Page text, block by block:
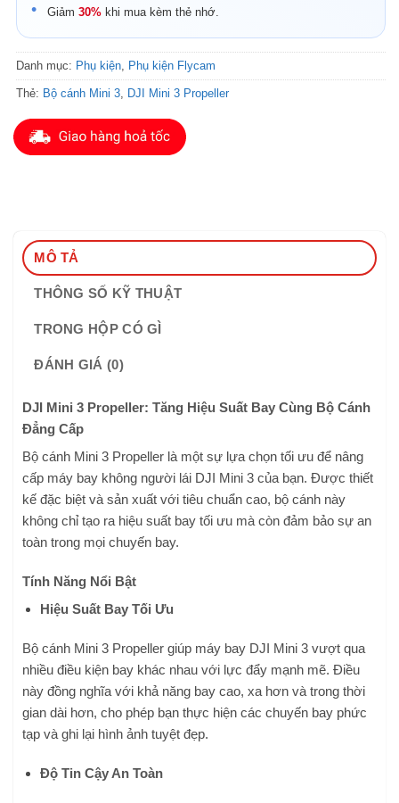
Giảm 30% khi mua kèm thẻ nhớ.
Danh mục: Phụ kiện, Phụ kiện Flycam
Thẻ: Bộ cánh Mini 3, DJI Mini 3 Propeller
MÔ TẢ
THÔNG SỐ KỸ THUẬT
TRONG HỘP CÓ GÌ
ĐÁNH GIÁ (0)
DJI Mini 3 Propeller: Tăng Hiệu Suất Bay Cùng Bộ Cánh
Đẳng Cấp
Bộ cánh Mini 3 Propeller là một sự lựa chọn tối ưu để nâng
cấp máy bay không người lái DJI Mini 3 của bạn. Được thiết
kế đặc biệt và sản xuất với tiêu chuẩn cao, bộ cánh này
không chỉ tạo ra hiệu suất bay tối ưu mà còn đảm bảo sự an
toàn trong mọi chuyến bay.
Tính Năng Nổi Bật
Hiệu Suất Bay Tối Ưu
Bộ cánh Mini 3 Propeller giúp máy bay DJI Mini 3 vượt qua
nhiều điều kiện bay khác nhau với lực đẩy mạnh mẽ. Điều
này đồng nghĩa với khả năng bay cao, xa hơn và trong thời
gian dài hơn, cho phép bạn thực hiện các chuyến bay phức
tạp và ghi lại hình ảnh tuyệt đẹp.
Độ Tin Cậy An Toàn